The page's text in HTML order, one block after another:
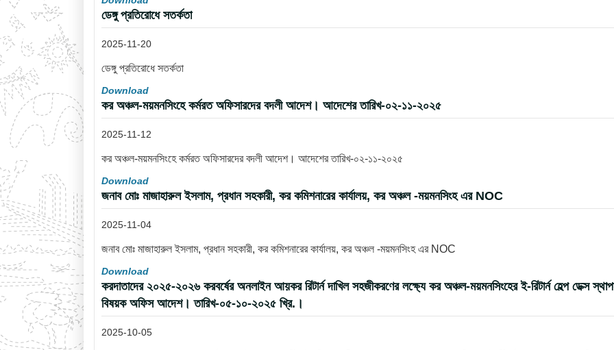
ডেঙ্গু প্রতিরোধে সতর্কতা
2025-11-20
ডেঙ্গু প্রতিরোধে সতর্কতা
Download
কর অঞ্চল-ময়মনসিংহে কর্মরত অফিসারদের বদলী আদেশ। আদেশের তারিখ-০২-১১-২০২৫
2025-11-12
কর অঞ্চল-ময়মনসিংহে কর্মরত অফিসারদের বদলী আদেশ। আদেশের তারিখ-০২-১১-২০২৫
Download
জনাব মোঃ মাজাহারুল ইসলাম, প্রধান সহকারী, কর কমিশনারের কার্যালয়, কর অঞ্চল -ময়মনসিংহ এর NOC
2025-11-04
জনাব মোঃ মাজাহারুল ইসলাম, প্রধান সহকারী, কর কমিশনারের কার্যালয়, কর অঞ্চল -ময়মনসিংহ এর NOC
Download
করদাতাদের ২০২৫-২০২৬ করবর্ষের অনলাইন আয়কর রিটার্ন দাখিল সহজীকরণের লক্ষ্যে কর অঞ্চল-ময়মনসিংহের ই-রিটার্ন হেল্প ডেক্স
বিষয়ক অফিস আদেশ। তারিখ-০৫-১০-২০২৫ খ্রি.।
2025-10-05